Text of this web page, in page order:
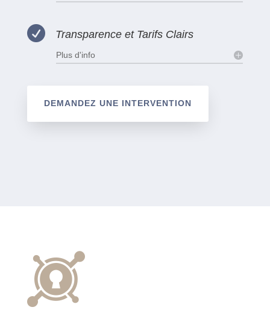
 Transparence et Tarifs Clairs
Plus d'info
DEMANDEZ UNE INTERVENTION
